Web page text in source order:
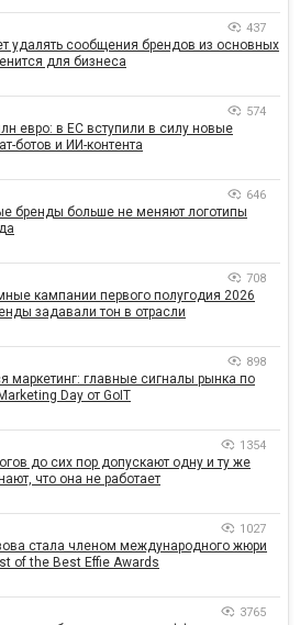
437
удалять сообщения брендов из основных
для бизнеса
574
евро: в ЕС вступили в силу новые
ботов и ИИ-контента
646
бренды больше не меняют логотипы
708
кампании первого полугодия 2026
задавали тон в отрасли
898
маркетинг: главные сигналы рынка по
Day от GoIT
1354
до сих пор допускают одну и ту же
что она не работает
1027
стала членом международного жюри
of the Best Effie Awards
3765